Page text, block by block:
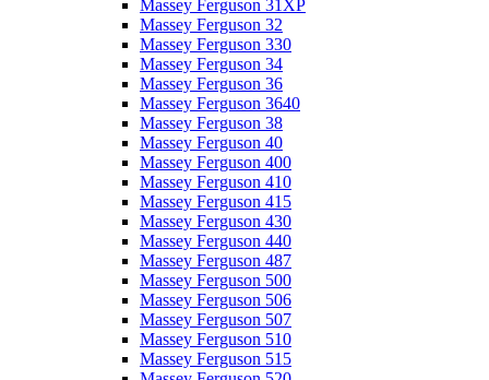
Massey Ferguson 31XP
Massey Ferguson 32
Massey Ferguson 330
Massey Ferguson 34
Massey Ferguson 36
Massey Ferguson 3640
Massey Ferguson 38
Massey Ferguson 40
Massey Ferguson 400
Massey Ferguson 410
Massey Ferguson 415
Massey Ferguson 430
Massey Ferguson 440
Massey Ferguson 487
Massey Ferguson 500
Massey Ferguson 506
Massey Ferguson 507
Massey Ferguson 510
Massey Ferguson 515